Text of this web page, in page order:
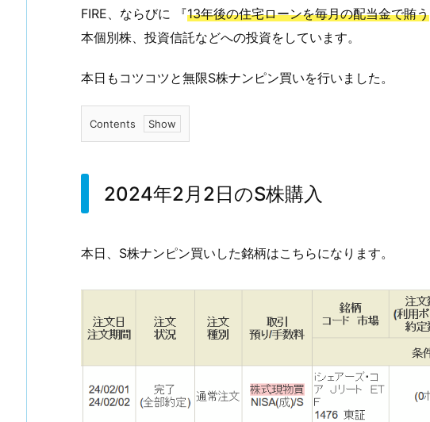
FIRE、ならびに 『13年後の住宅ローンを毎月の配当金で賄う
本個別株、投資信託などへの投資をしています。
本日もコツコツと無限S株ナンピン買いを行いました。
Contents
1.
0
年
月
日
株
2024年2月2日のS株購入
本日、S株ナンピン買いした銘柄はこちらになります。